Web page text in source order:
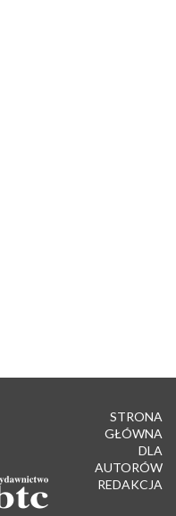
STRONA
GŁÓWNA
DLA
AUTORÓW
REDAKCJA